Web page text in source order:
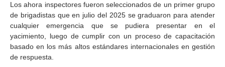
Los ahora inspectores fueron seleccionados de un primer grupo
de brigadistas que en julio del 2025 se graduaron para atender
cualquier emergencia que se pudiera presentar en el
yacimiento, luego de cumplir con un proceso de capacitación
basado en los más altos estándares internacionales en gestión
de respuesta.